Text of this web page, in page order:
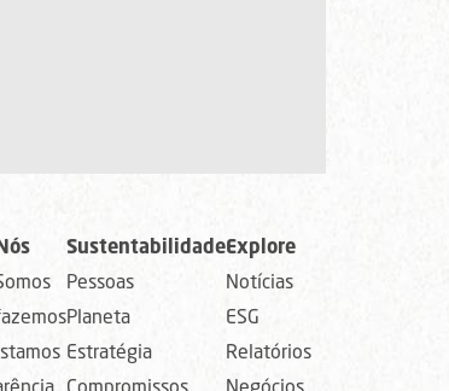
Sustentabilidade
Pessoas
Planeta
Estratégia
Explore
Notícias
ESG
Relatórios